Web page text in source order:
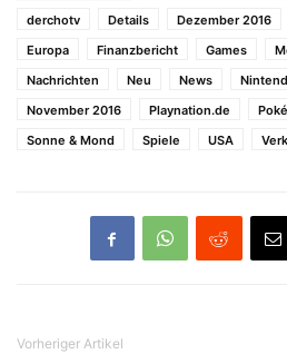
derchotv
Details Dezember 2016
Europa
Finanzbericht Games
Nachrichten
Neu News
November 2016
Playnation.de
Sonne & Mond
Spiele USA
Vorheriger Artikel